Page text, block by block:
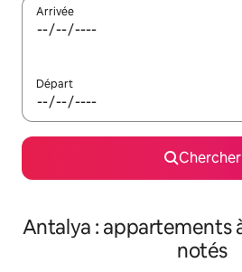
Arrivée
Départ
Chercher
Antalya : appartements
notés